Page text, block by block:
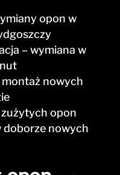
opon w
– wymiana w
montaż nowych
opon
doborze nowych